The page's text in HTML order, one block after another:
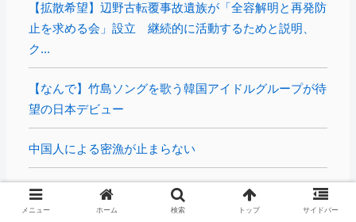
【拡散希望】辺野古転覆事故遺族が「全容解明と再発防
止を求める会」設立 継続的に活動するためと説明、
ク...
【なんで】竹島ソングを歌う韓国アイドルグループが待
望の日本デビュー
中国人による密漁が止まらない
警察がスーパーで暴れる刃物男を射殺「発砲は適正
か？」
メニュー ホーム 検索 トップ サイドバー